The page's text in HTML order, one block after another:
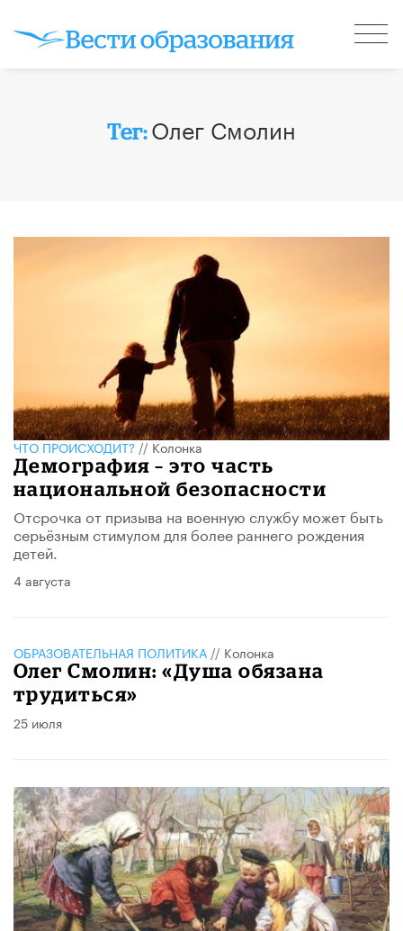
Тег:Олег Смолин
ЧТО ПРОИСХОДИТ?//Колонка
Демография – это часть
национальной безопасности
Отсрочка от призыва на военную службу может быть
серьёзным стимулом для более раннего рождения
детей.
4 августа
ОБРАЗОВАТЕЛЬНАЯ ПОЛИТИКА // Колонка
Олег Смолин: «Душа обязана
трудиться»
25 июля